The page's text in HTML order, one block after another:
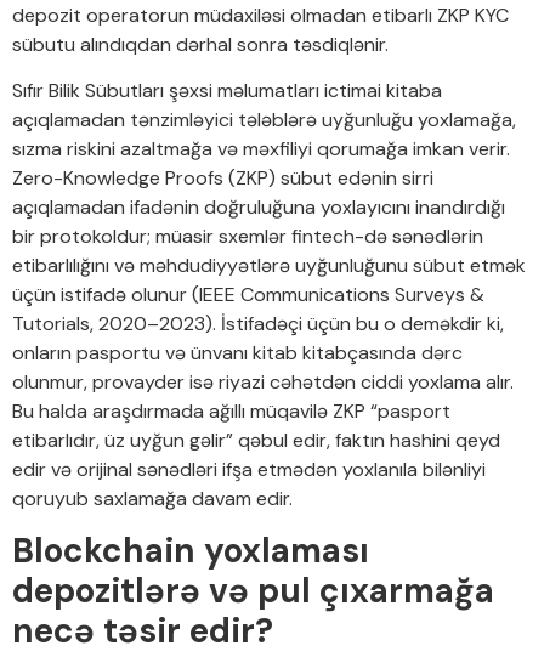
depozit operatorun müdaxiləsi olmadan etibarlı ZKP KYC
sübutu alındıqdan dərhal sonra təsdiqlənir.
Sıfır Bilik Sübutları şəxsi məlumatları ictimai kitaba
açıqlamadan tənzimləyici tələblərə uyğunluğu yoxlamağa,
sızma riskini azaltmağa və məxfiliyi qorumağa imkan verir.
Zero-Knowledge Proofs (ZKP) sübut edənin sirri
açıqlamadan ifadənin doğruluğuna yoxlayıcını inandırdığı
bir protokoldur; müasir sxemlər fintech-də sənədlərin
etibarlılığını və məhdudiyyətlərə uyğunluğunu sübut etmək
üçün istifadə olunur (IEEE Communications Surveys &
Tutorials, 2020–2023). İstifadəçi üçün bu o deməkdir ki,
onların pasportu və ünvanı kitab kitabçasında dərc
olunmur, provayder isə riyazi cəhətdən ciddi yoxlama alır.
Bu halda araşdırmada ağıllı müqavilə ZKP “pasport
etibarlıdır, üz uyğun gəlir” qəbul edir, faktın hashini qeyd
edir və orijinal sənədləri ifşa etmədən yoxlanıla bilənliyi
qoruyub saxlamağa davam edir.
Blockchain yoxlaması
depozitlərə və pul çıxarmağa
necə təsir edir?